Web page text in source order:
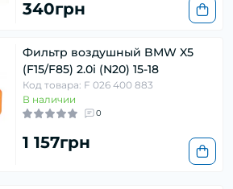
340грн
Фильтр воздушный BMW X5
(F15/F85) 2.0i (N20) 15-18
Код товара: F 026 400 883
В наличии
0
1 157грн